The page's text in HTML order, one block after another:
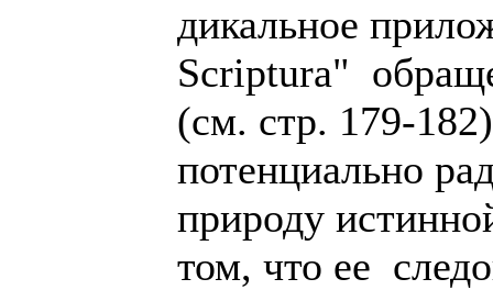
дикальное
Scriptura"
(см. стр. 179-
потенциально
природу
том, что ее